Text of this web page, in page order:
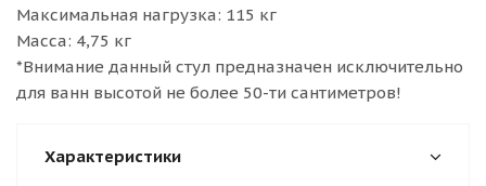
Максимальная нагрузка: 115 кг
Масса: 4,75 кг
*Внимание данный стул предназначен исключительно
для ванн высотой не более 50-ти сантиметров!
Характеристики